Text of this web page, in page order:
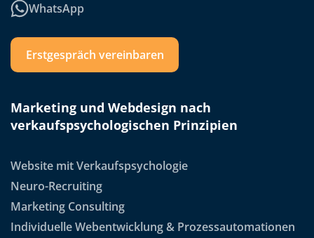
WhatsApp
Erstgespräch vereinbaren
Marketing und Webdesign nach
verkaufspsychologischen Prinzipien
Website mit Verkaufspsychologie
Neuro-Recruiting
Marketing Consulting
Individuelle Webentwicklung & Prozessautomationen